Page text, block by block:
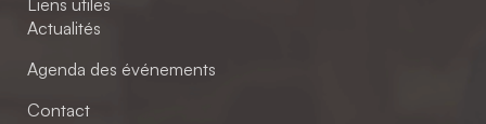
Actualités
Agenda des événements
Contact